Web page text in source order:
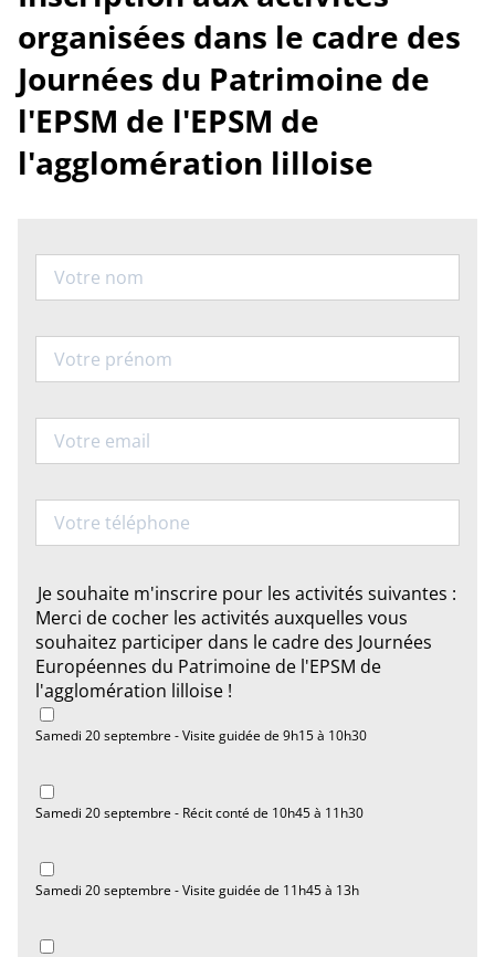
organisées dans le cadre des
Journées du Patrimoine de
l'EPSM de l'EPSM de
l'agglomération lilloise
Je souhaite m'inscrire pour les activités suivantes :
Merci de cocher les activités auxquelles vous
souhaitez participer dans le cadre des Journées
Européennes du Patrimoine de l'EPSM de
l'agglomération lilloise !
Samedi 20 septembre - Visite guidée de 9h15 à 10h30
Samedi 20 septembre - Récit conté de 10h45 à 11h30
Samedi 20 septembre - Visite guidée de 11h45 à 13h